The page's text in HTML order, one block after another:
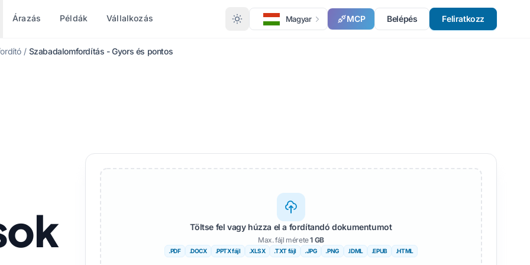
InDesign PDF-re
JPEG-ből PDF-be
Héber
Amhara
Árazás Példák Vállalkozás Magyar MCP Belépés Feliratkozz
/ Szabadalomfordítás - Gyors és pontos
Töltse fel vagy húzza el a fordítandó dokumentumot
Max. fájl mérete1 GB
.PDF .DOCX .PPTX fájl .XLSX .TXT fájl .JPG .PNG .IDML .EPUB .HTML